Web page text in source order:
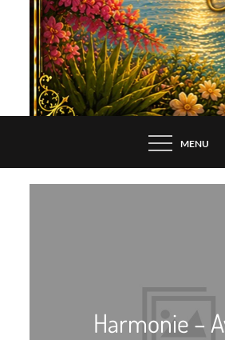
MENU
Harmonie –